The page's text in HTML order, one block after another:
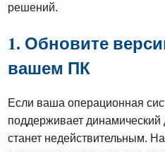
решений.
1. Обновите
вашем ПК
Если ваша операционная
поддерживает динамический
станет недействительным.